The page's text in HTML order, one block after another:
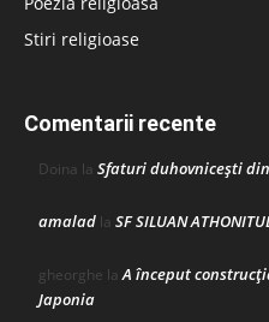
Stiri religioase
Comentarii recente
Doina la Sfaturi duhovnicești
amalad la SF SILUAN
gheorghe laA început
Japonia